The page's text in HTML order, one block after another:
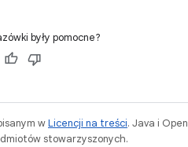
były pomocne?
wLicencji na treści. Java i
stowarzyszonych.